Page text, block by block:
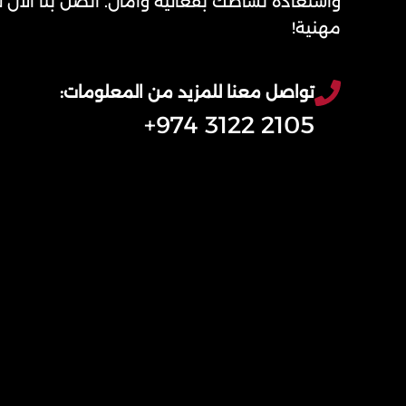
مهنية!
تواصل معنا للمزيد من المعلومات:
2105 3122 974+